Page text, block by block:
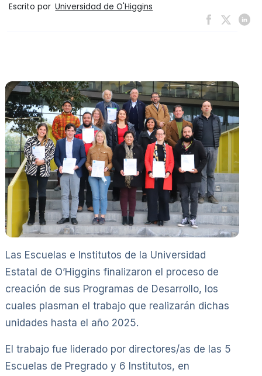
Escrito por Universidad de O'Higgins
Las Escuelas e Institutos de la Universidad
Estatal de O’Higgins finalizaron el proceso de
creación de sus Programas de Desarrollo, los
cuales plasman el trabajo que realizarán dichas
unidades hasta el año 2025.
El trabajo fue liderado por directores/as de las 5
Escuelas de Pregrado y 6 Institutos, en